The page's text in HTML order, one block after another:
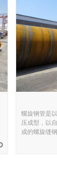
螺旋钢管是
压成型，以
成的螺旋缝